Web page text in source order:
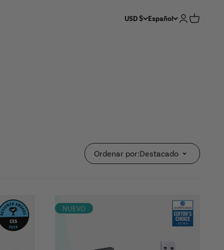
USD $ Español IniciarCarrito
Ordenar por:Destacado
NUEVO